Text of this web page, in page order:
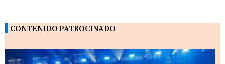
CONTENIDO PATROCINADO